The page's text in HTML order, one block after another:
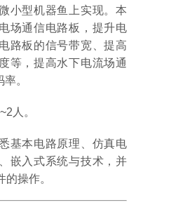
小型机器鱼上实现。本
场通信电路板，提升电
路板的信号带宽、提高
等，提高水下电流场通
。
人。
本电路原理、仿真电
嵌入式系统与技术，并
操作。